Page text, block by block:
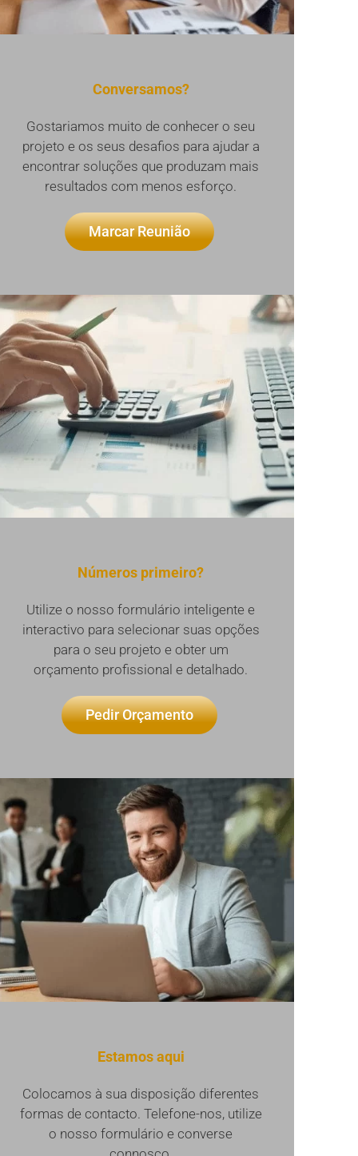
Conversamos?
Gostariamos muito de conhecer o seu
projeto e os seus desafios para ajudar a
encontrar soluções que produzam mais
resultados com menos esforço.
Marcar Reunião
Números primeiro?
Utilize o nosso formulário inteligente e
interactivo para selecionar suas opções
para o seu projeto e obter um
orçamento profissional e detalhado.
Pedir Orçamento
Estamos aqui
Colocamos à sua disposição diferentes
formas de contacto. Telefone-nos, utilize
o nosso formulário e converse